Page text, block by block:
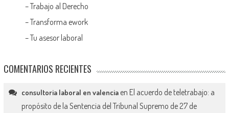
–Trabajo al Derecho
–Transforma ework
–Tu asesor laboral
COMENTARIOS RECIENTES
consultoria laboral en valenciaen El acuerdo de teletrabajo: a
propósito de la Sentencia del Tribunal Supremo de 27 de